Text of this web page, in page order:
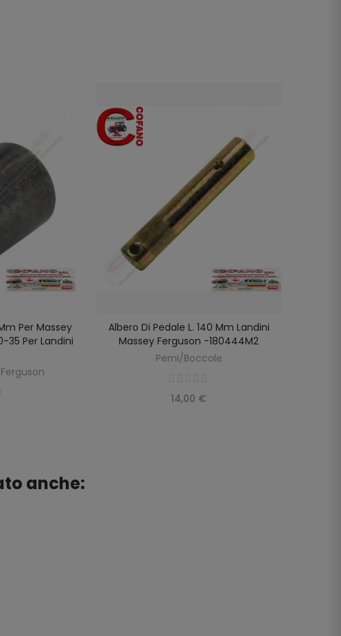
Per Massey
35 Per Landini
AGGIUNGI AL CARRELLO
Albero Di Pedale L. 140 Mm Landini
Massey Ferguson -180444M2
Perni/Boccole
14,00 €
anche: